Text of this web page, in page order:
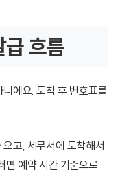
흐름
에요. 도착 후 번호표를
고, 세무서에 도착해서
면 예약 시간 기준으로